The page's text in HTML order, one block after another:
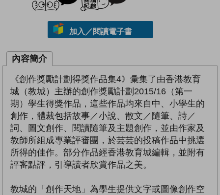
加入／閱讀電子書
內容簡介
《創作獎勵計劃得獎作品集4》彙集了由香港教育
城（教城）主辦的創作獎勵計劃2015/16（第一
期）學生得獎作品，這些作品均來自中、小學生的
創作，體裁包括故事／小說、散文／隨筆、詩／
詞、圖文創作、閱讀隨筆及主題創作，並由作家及
教師所組成專業評審團，於芸芸的投稿作品中挑選
所得的佳作。部分作品經香港教育城編輯，並附有
評審點評，引導讀者欣賞作品之美。
教城的「創作天地」為學生提供文字或圖像創作空